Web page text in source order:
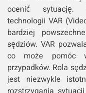
ocenić sytuację.
technologii VAR
bardziej
sędziów. VAR
co może pomóc
przypadków. Rola
jest niezwykle